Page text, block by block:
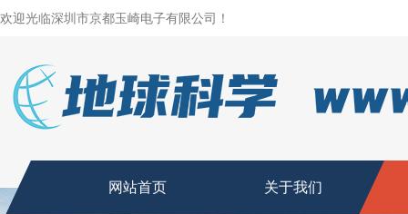
欢迎光临深圳市京都玉崎电子有限公司！
网站首页 关于我们